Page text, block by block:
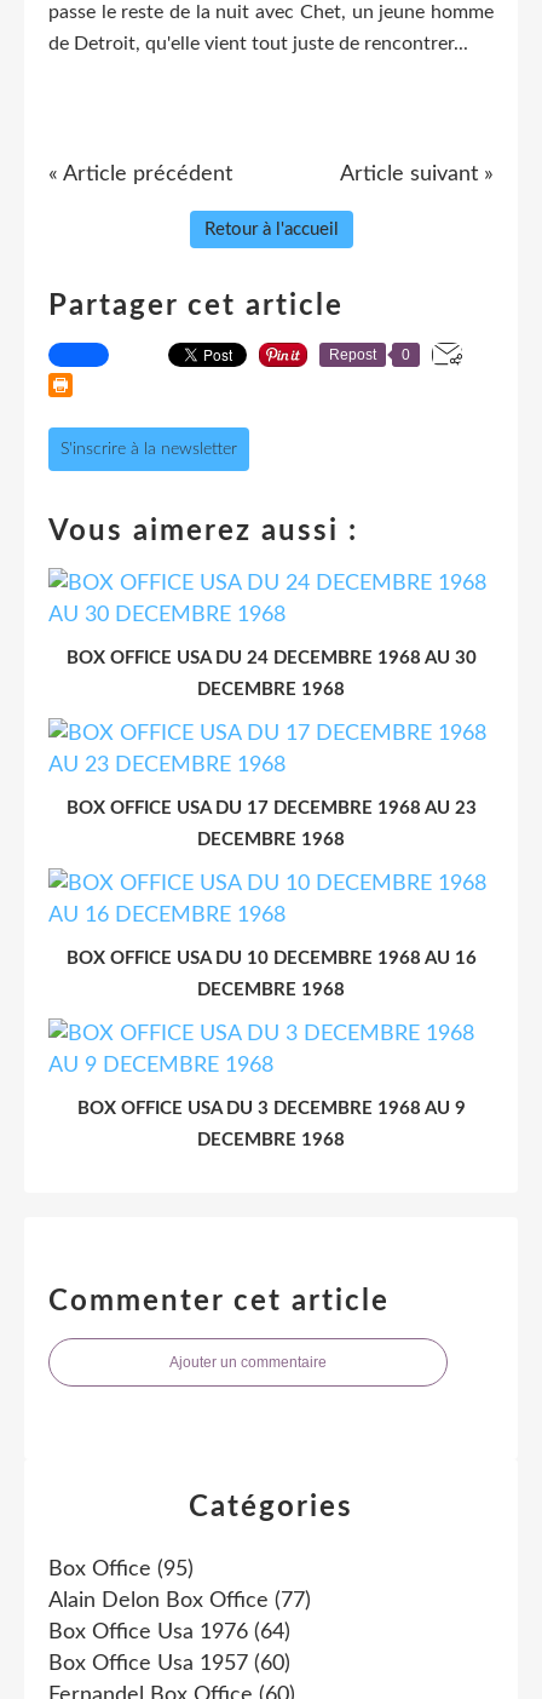
passe le reste de la nuit avec Chet, un jeune homme
de Detroit, qu'elle vient tout juste de rencontrer...
« Article précédent Article suivant »
Retour à l'accueil
Partager cet article
Repost 0
S'inscrire à la newsletter
Vous aimerez aussi :
BOX OFFICE USA DU 24 DECEMBRE 1968 AU 30
DECEMBRE 1968
BOX OFFICE USA DU 17 DECEMBRE 1968 AU 23
DECEMBRE 1968
BOX OFFICE USA DU 10 DECEMBRE 1968 AU 16
DECEMBRE 1968
BOX OFFICE USA DU 3 DECEMBRE 1968 AU 9
DECEMBRE 1968
Commenter cet article
Ajouter un commentaire
Catégories
Box Office (95)
Alain Delon Box Office (77)
Box Office Usa 1976 (64)
Box Office Usa 1957 (60)